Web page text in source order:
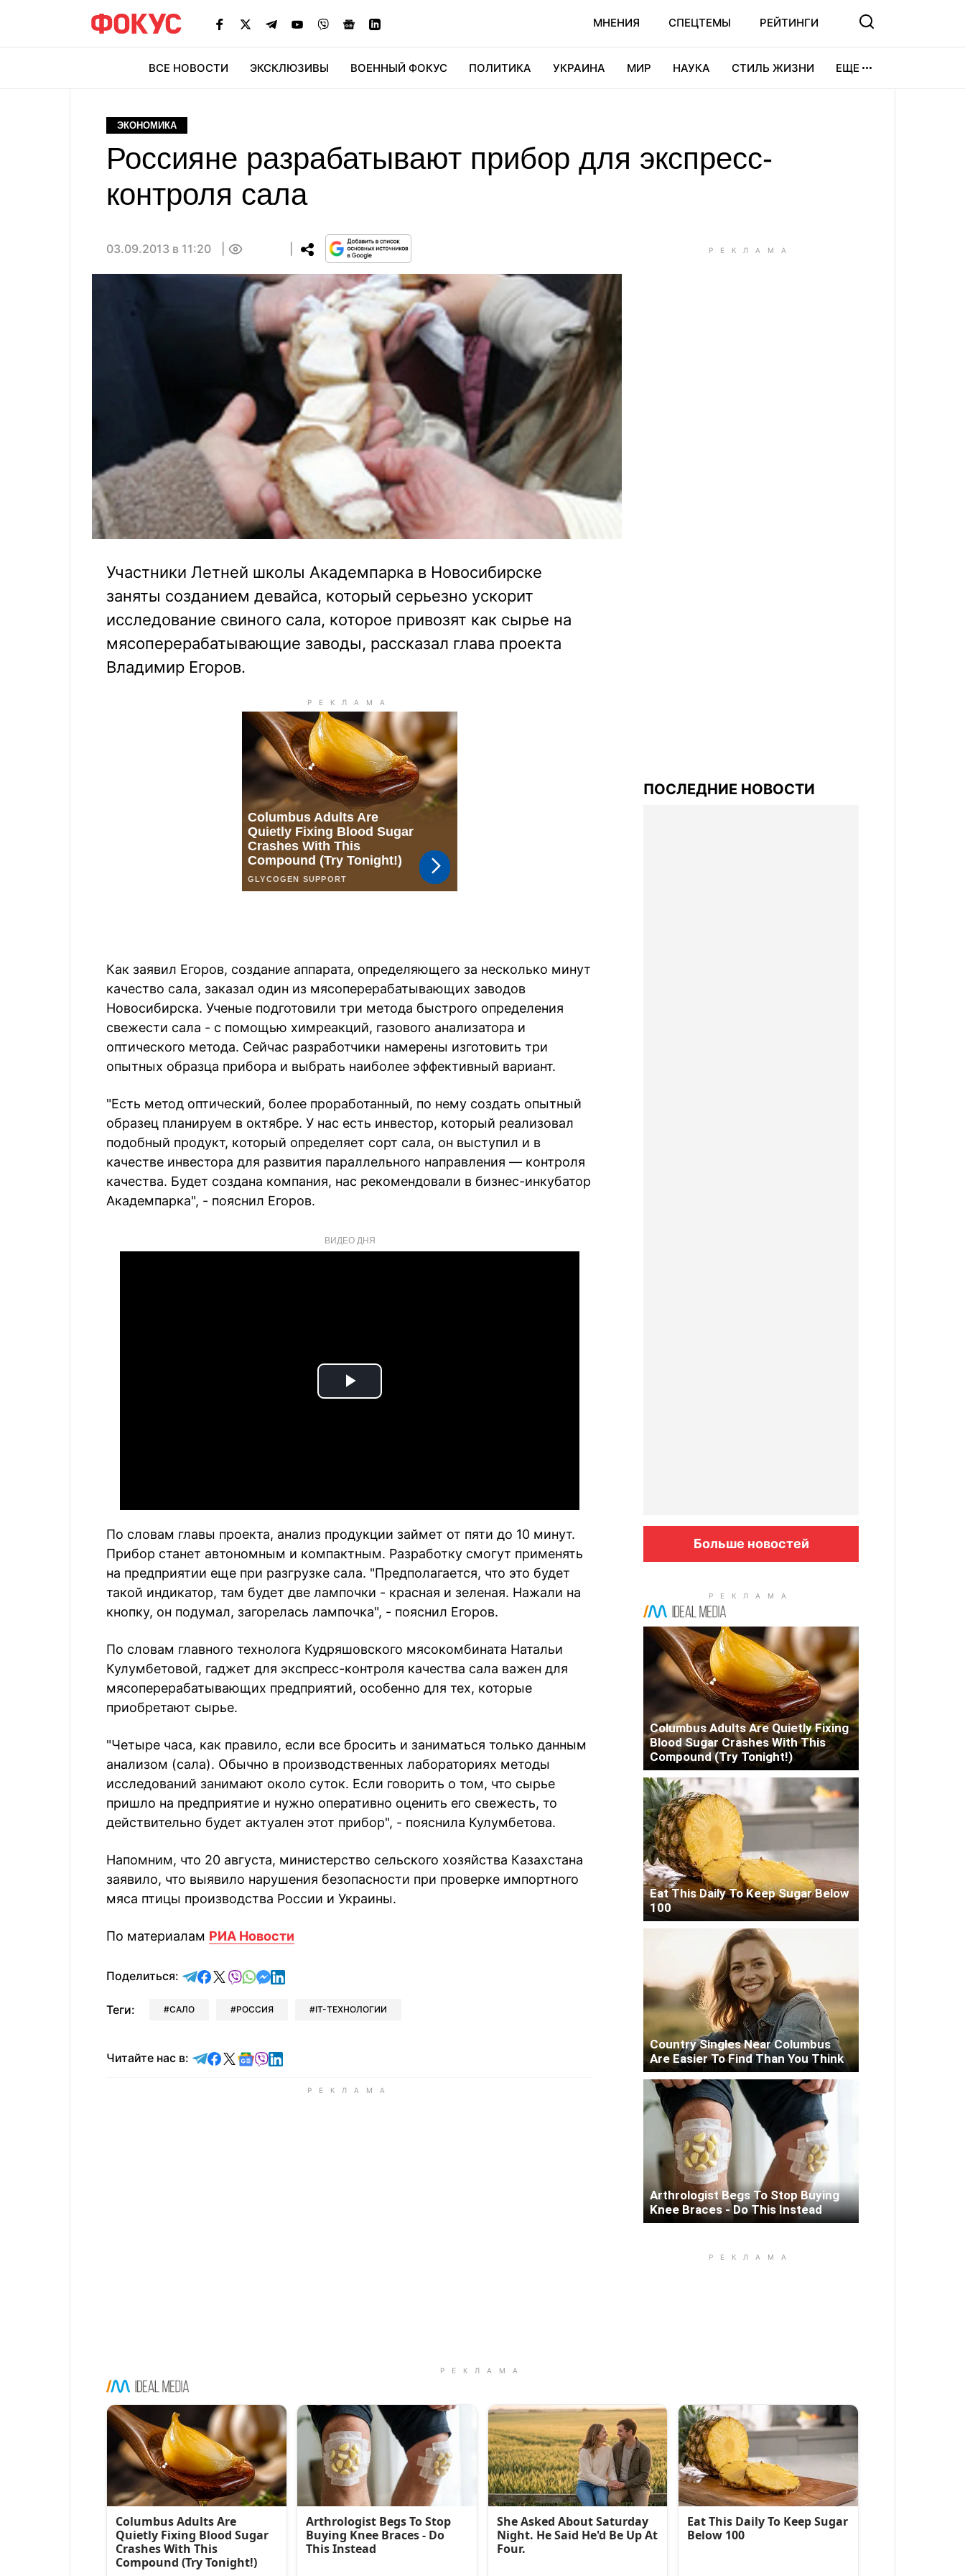
МНЕНИЯ СПЕЦТЕМЫ РЕЙТИНГИ
ВСЕ НОВОСТИ ЭКСКЛЮЗИВЫ ВОЕННЫЙ ФОКУС ПОЛИТИКА УКРАИНА МИР НАУКА СТИЛЬ ЖИЗНИ ЕЩЕ
ЭКОНОМИКА
Россияне разрабатывают прибор для экспресс-
контроля сала
03.09.2013 в 11:20
Участники Летней школы Академпарка в Новосибирске
заняты созданием девайса, который серьезно ускорит
исследование свиного сала, которое привозят как сырье на
мясоперерабатывающие заводы, рассказал глава проекта
Владимир Егоров.
Как заявил Егоров, создание аппарата, определяющего за несколько минут
качество сала, заказал один из мясоперерабатывающих заводов
Новосибирска. Ученые подготовили три метода быстрого определения
свежести сала - с помощью химреакций, газового анализатора и
оптического метода. Сейчас разработчики намерены изготовить три
опытных образца прибора и выбрать наиболее эффективный вариант.
"Есть метод оптический, более проработанный, по нему создать опытный
образец планируем в октябре. У нас есть инвестор, который реализовал
подобный продукт, который определяет сорт сала, он выступил и в
качестве инвестора для развития параллельного направления — контроля
качества. Будет создана компания, нас рекомендовали в бизнес-инкубатор
Академпарка", - пояснил Егоров.
ВИДЕО ДНЯ
Play
По словам главы проекта, анализ продукции займет от пяти до 10 минут.
Прибор станет автономным и компактным. Разработку смогут применять
на предприятии еще при разгрузке сала. "Предполагается, что это будет
такой индикатор, там будет две лампочки - красная и зеленая. Нажали на
кнопку, он подумал, загорелась лампочка", - пояснил Егоров.
По словам главного технолога Кудряшовского мясокомбината Натальи
Кулумбетовой, гаджет для экспресс-контроля качества сала важен для
мясоперерабатывающих предприятий, особенно для тех, которые
приобретают сырье.
"Четыре часа, как правило, если все бросить и заниматься только данным
анализом (сала). Обычно в производственных лабораториях методы
исследований занимают около суток. Если говорить о том, что сырье
пришло на предприятие и нужно оперативно оценить его свежесть, то
действительно будет актуален этот прибор", - пояснила Кулумбетова.
Напомним, что 20 августа, министерство сельского хозяйства Казахстана
заявило, что выявило нарушения безопасности при проверке импортного
мяса птицы производства России и Украины.
По материалам РИА Новости
Поделиться: отправить в Telegram
поделиться в Facebook
поделиться в X
отправить в Viber
отправить в Whatsapp
отправить в Messenger
отправить в LinkedIn
Теги: САЛО РОССИЯ IT-ТЕХНОЛОГИИ
Читайте нас в: Читайте в Telegram
Читайте в Facebook
Читайте в X
Читайте в Google news
Читайте в Viber
Читайте в LinkedIn
ПОСЛЕДНИЕ НОВОСТИ
Больше новостей